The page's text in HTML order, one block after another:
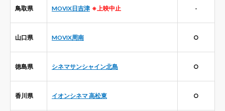
鳥取県 MOVIX日吉津 ※上映中止 -
山口県 MOVIX周南 ○
徳島県 シネマサンシャイン北島 ○
香川県 イオンシネマ 高松東 ○